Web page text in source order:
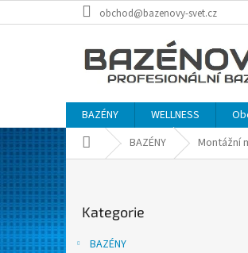
na
obchod@bazenovy-svet.cz
BAZÉNY WELLNESS
Domů BAZÉNY Montážní
kategorie
Kategorie
BAZÉNY